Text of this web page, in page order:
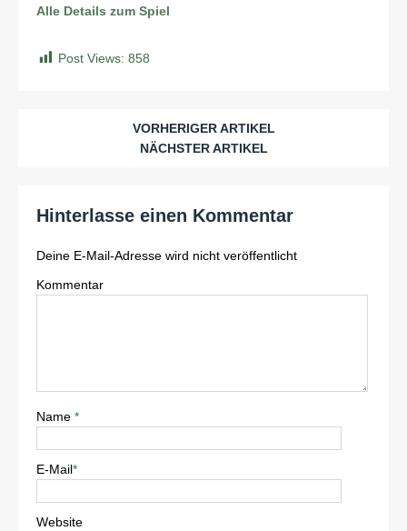
Alle Details zum Spiel
Post Views: 858
VORHERIGER ARTIKEL
NÄCHSTER ARTIKEL
Hinterlasse einen Kommentar
Deine E-Mail-Adresse wird nicht veröffentlicht
Kommentar
Name *
E-Mail*
Website